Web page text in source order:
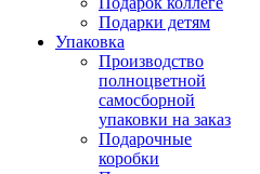
Подарки детям
Упаковка
Производство
полноцветной
самосборной
упаковки на заказ
Подарочные
коробки